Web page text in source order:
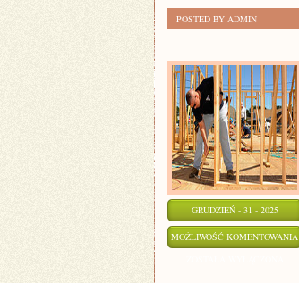
POSTED BY ADMIN
GRUDZIEŃ - 31 - 2025
MOŻLIWOŚĆ KOMENTOWANIA